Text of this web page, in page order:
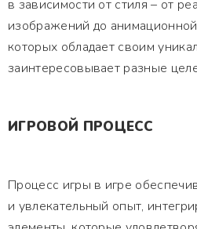
в зависимости от стиля – от
изображений до
которых обладает своим
заинтересовывает разные
ИГРОВОЙ ПРОЦЕСС
Процесс игры в игре
и увлекательный опыт,